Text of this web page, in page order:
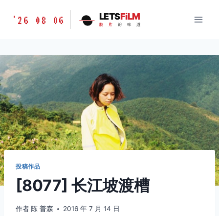
胶
味
道
LETSFILM
'26 08 06 LETSFiLM
胶 片 的 味 道
投稿作品
[8077] 长江坡渡槽
作者 陈 普森 2016 年 7 月 14 日